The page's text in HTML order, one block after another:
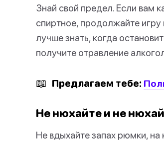
Знай свой предел. Если вам
спиртное, продолжайте игру
лучше знать, когда
получите отравление
📖 Предлагаем тебе:
Не нюхайте и не
Не вдыхайте запах рюмки,